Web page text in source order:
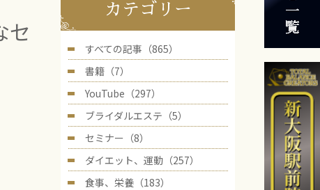
セ
カテゴリー
すべての記事（865）
書籍（7）
YouTube（297）
ブライダルエステ（5）
セミナー（8）
ダイエット、運動（257）
食事、栄養（183）